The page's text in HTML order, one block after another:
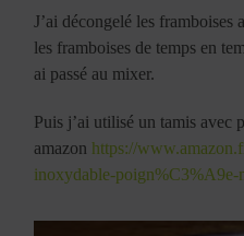
J’ai décongelé les framboises
les framboises de temps en
ai passé au mixer.
Puis j’ai utilisé un tamis avec
amazon https://
inoxydable-